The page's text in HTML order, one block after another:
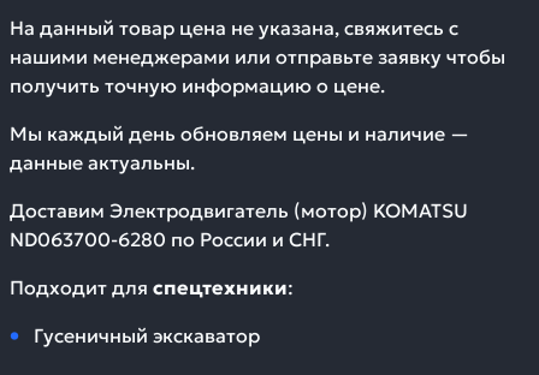
На данный товар цена не указана, свяжитесь с
нашими менеджерами или отправьте заявку чтобы
получить точную информацию о цене.
Мы каждый день обновляем цены и наличие —
данные актуальны.
Доставим Электродвигатель (мотор) KOMATSU
ND063700-6280 по России и СНГ.
Подходит для спецтехники:
Гусеничный экскаватор